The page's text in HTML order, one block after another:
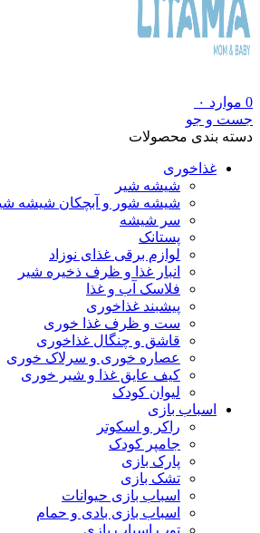
0 موارد ۰
جست و جو
دسته بندی محصولات
غذاخوری
شیشه شیر
شیشه ‌شور و آبچکان شیشه‌
سر شیشه
پستانک
لوازم برقی غذای نوزاد
انبار غذا و ظرف ذخیره شیر
فلاسک آب و غذا
پیشبند غذاخوری
ست و ظرف غذا خوری
قاشق و چنگال غذاخوری
عصاره خوری و سرلاک خوری
کیف عایق غذا و شیر خوری
لیوان کودک
اسباب بازی
راکر و اسکوتر
جامپر کودک
پارک بازی
تشک بازی
اسباب بازی حیوانات
اسباب بازی بادی و حمام
توپ اسباب بازی